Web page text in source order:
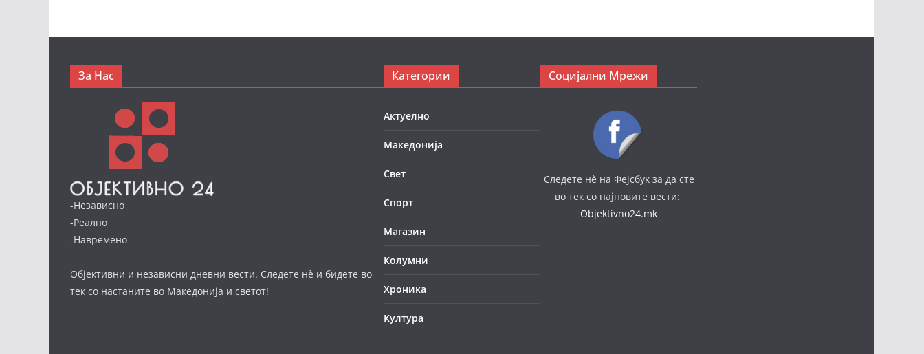
За Нас
-Независно
-Реално
-Навремено
Објективни и независни дневни вести. Следете нè и бидете во
тек со настаните во Македонија и светот!
Категории
Актуелно
Македонија
Свет
Спорт
Магазин
Колумни
Хроника
Култура
Социјални Мрежи
Следете нè на Фејсбук за да сте
во тек со најновите вести:
Objektivno24.mk